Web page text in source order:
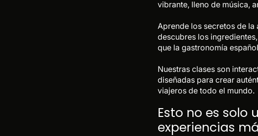
vibrante, lleno de música,
Aprende los secretos de
descubres los
que la gastronomía
Nuestras clases son
diseñadas para crear
viajeros de todo el mundo.
Esto no es solo
experiencias